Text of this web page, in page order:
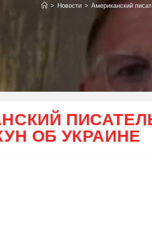
> Новости > Американский
ОБ УКРАИНЕ